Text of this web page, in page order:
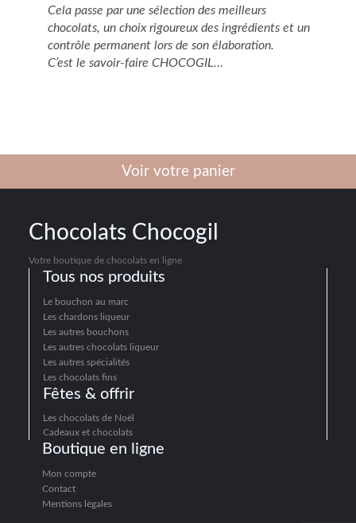
Cela passe par une sélection des meilleurs
chocolats, un choix rigoureux des ingrédients et un
contrôle permanent lors de son élaboration.
C’est le savoir-faire CHOCOGIL…
Voir votre panier
Chocolats Chocogil
Votre boutique de chocolats en ligne
Tous nos produits
Le bouchon au marc
Les chardons liqueur
Les autres bouchons
Les autres chocolats liqueur
Les autres spécialités
Les chocolats fins
Fêtes & offrir
Les chocolats de Noël
Cadeaux et chocolats
Boutique en ligne
Mon compte
Contact
Mentions légales